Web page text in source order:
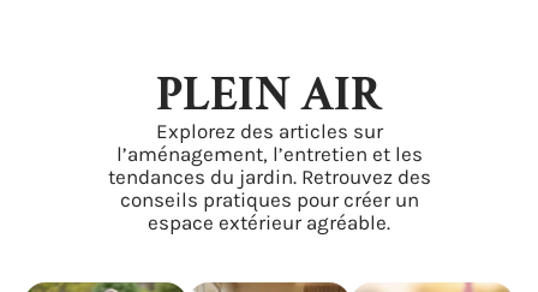
PLEIN AIR
Explorez des articles sur
l’aménagement, l’entretien et les
tendances du jardin. Retrouvez des
conseils pratiques pour créer un
espace extérieur agréable.